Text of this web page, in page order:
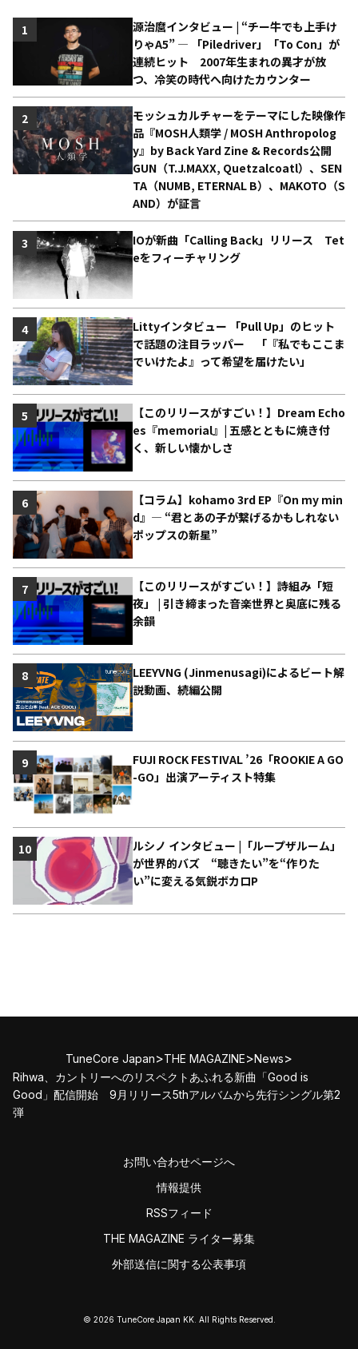
源治麿インタビュー | “チー牛でも上手け
りゃA5” ― 「Piledriver」「To Con」が
連続ヒット 2007年生まれの異才が放
つ、冷笑の時代へ向けたカウンター
1
モッシュカルチャーをテーマにした映像作
品『MOSH人類学 / MOSH Anthropolog
y』by Back Yard Zine & Records公開
GUN（T.J.MAXX, Quetzalcoatl）、SEN
TA（NUMB, ETERNAL B）、MAKOTO（S
AND）が証言
2
IOが新曲「Calling Back」リリース Tet
eをフィーチャリング
3
Littyインタビュー 「Pull Up」のヒット
で話題の注目ラッパー 「『私でもここま
でいけたよ』って希望を届けたい」
4
【このリリースがすごい！】Dream Echo
es『memorial』| 五感とともに焼き付
く、新しい懐かしさ
5
【コラム】kohamo 3rd EP『On my min
d』― “君とあの子が繋げるかもしれない
ポップスの新星”
6
【このリリースがすごい！】詩組み「短
夜」 | 引き締まった音楽世界と奥底に残る
余韻
7
LEEYVNG (Jinmenusagi)によるビート解
説動画、続編公開
8
FUJI ROCK FESTIVAL ’26「ROOKIE A GO
-GO」出演アーティスト特集
9
ルシノ インタビュー |「ループザルーム」
が世界的バズ “聴きたい”を“作りた
い”に変える気鋭ボカロP
10
TuneCore Japan>THE MAGAZINE>News>
Rihwa、カントリーへのリスペクトあふれる新曲「Good is
Good」配信開始 9月リリース5thアルバムから先行シングル第2
弾
お問い合わせページへ
情報提供
RSSフィード
THE MAGAZINE ライター募集
外部送信に関する公表事項
© 2026 TuneCore Japan KK. All Rights Reserved.